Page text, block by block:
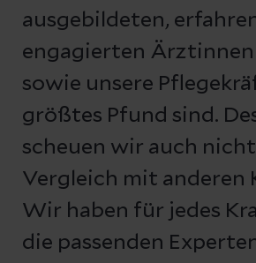
ausgebildeten,
engagierten
sowie unsere
größtes Pfund sind.
scheuen wir auch
Vergleich mit anderen
Wir haben für jedes
die passenden